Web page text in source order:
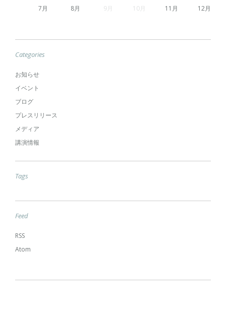
7
8 9 10 11 12
Categories
お知らせ
イベント
ブログ
プレスリリース
メディア
講演情報
Tags
Feed
RSS
Atom